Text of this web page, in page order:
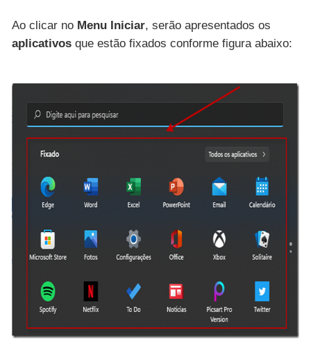
Ao clicar no Menu Iniciar, serão apresentados os
aplicativos que estão fixados conforme figura abaixo: